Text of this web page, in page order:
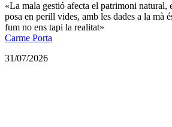
«La mala gestió afecta el patrimoni natural,
posa en perill vides, amb les dades a la mà
fum no ens tapi la realitat»
Carme Porta
31/07/2026